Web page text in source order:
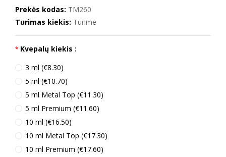
Prekės kodas: TM260
Turimas kiekis: Turime
Kvepalų kiekis :
3 ml (€8.30)
5 ml (€10.70)
5 ml Metal Top (€11.30)
5 ml Premium (€11.60)
10 ml (€16.50)
10 ml Metal Top (€17.30)
10 ml Premium (€17.60)